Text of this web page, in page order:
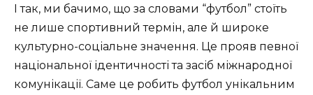
І так, ми бачимо, що за словами “футбол” стоїть
не лише спортивний термін, але й широке
культурно-соціальне значення. Це прояв певної
національної ідентичності та засіб міжнародної
комунікації. Саме це робить футбол унікальним